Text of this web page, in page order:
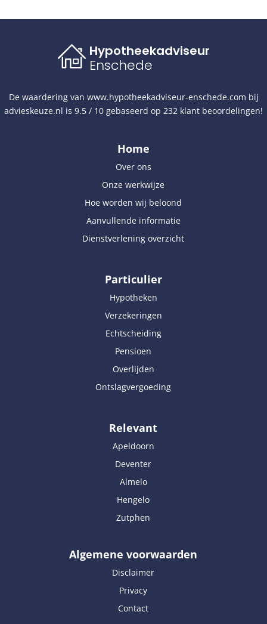
Hypotheekadviseur
Enschede
De waardering van www.hypotheekadviseur-enschede.com bij
advieskeuze.nl is 9.5 / 10 gebaseerd op 232 klant beoordelingen!
Home
Over ons
Onze werkwijze
Hoe worden wij beloond
Aanvullende informatie
Dienstverlening overzicht
Particulier
Hypotheken
Verzekeringen
Echtscheiding
Pensioen
Overlijden
Ontslagvergoeding
Relevant
Apeldoorn
Deventer
Almelo
Hengelo
Zutphen
Algemene voorwaarden
Disclaimer
Privacy
Contact